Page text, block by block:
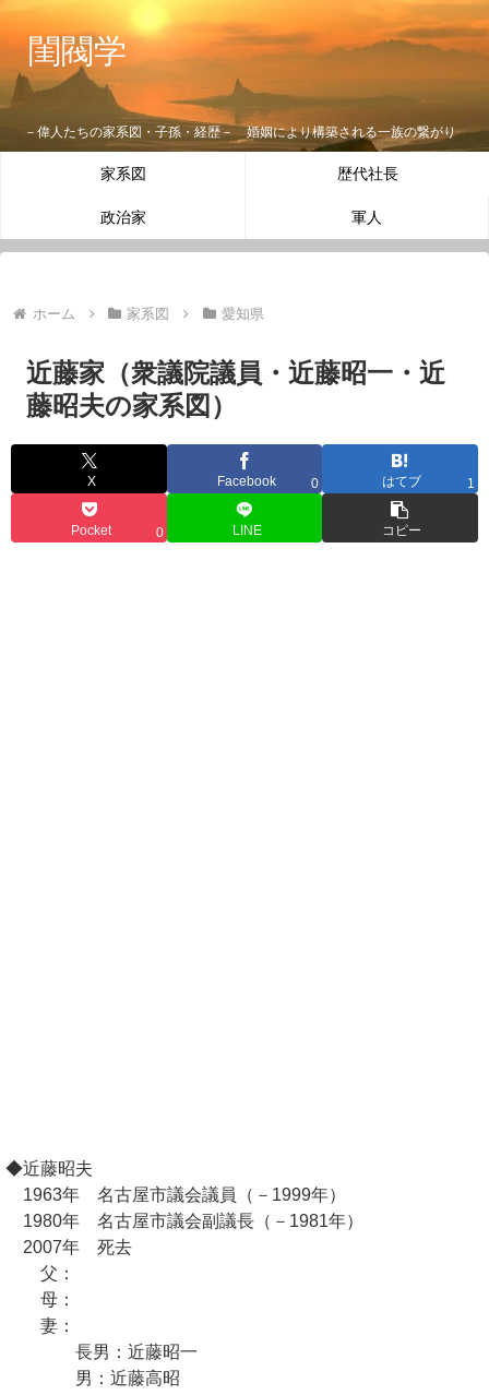
閨閥学
－偉人たちの家系図・子孫・経歴－ 婚姻により構築される一族の繋がり
家系図 歴代社長
政治家 軍人
ホーム 家系図 愛知県
近藤家（衆議院議員・近藤昭一・近
藤昭夫の家系図）
X Facebook 0 はてブ 1
Pocket 0 LINE コピー
◆近藤昭夫
1963年 名古屋市議会議員（－1999年）
1980年 名古屋市議会副議長（－1981年）
2007年 死去
父：
母：
妻：
長男：近藤昭一
男：近藤高昭